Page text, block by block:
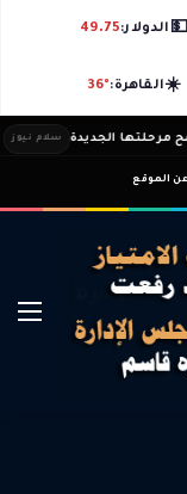
💵 الدولار:49.75
☀️القاهرة:36°
الجديدة سلام نيوز
الموقع